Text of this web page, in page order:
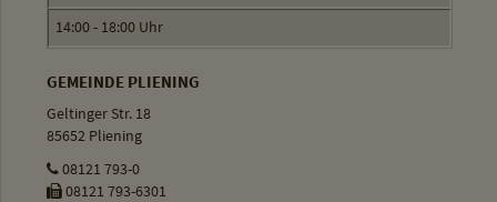
14:00 - 18:00 Uhr
GEMEINDE PLIENING
Geltinger Str. 18
85652 Pliening
08121 793-0
08121 793-6301